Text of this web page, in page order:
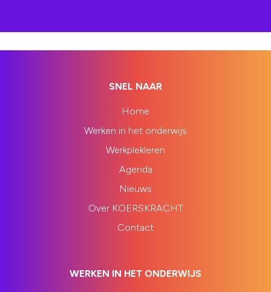
WERKEN IN HET ONDERWIJS
SNEL NAAR
Home
Werken in het onderwijs
Werkplekleren
Agenda
Nieuws
Over KOERSKRACHT
Contact